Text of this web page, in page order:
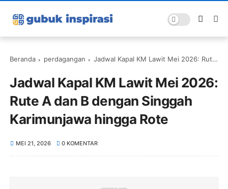
Beranda perdagangan Jadwal Kapal KM Lawit Mei 2026: Rute A dan B dengan Singgah Karimunjawa hingga Rote
Jadwal Kapal KM Lawit Mei 2026:
Rute A dan B dengan Singgah
Karimunjawa hingga Rote
MEI 21, 2026 0 KOMENTAR